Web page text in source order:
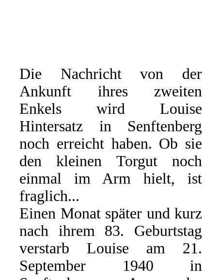
Die Nachricht von der
Ankunft ihres zweiten
Enkels wird Louise
Hintersatz in Senftenberg
noch erreicht haben. Ob sie
den kleinen Torgut noch
einmal im Arm hielt, ist
fraglich...
Einen Monat später und kurz
nach ihrem 83. Geburtstag
verstarb Louise am 21.
September 1940 in